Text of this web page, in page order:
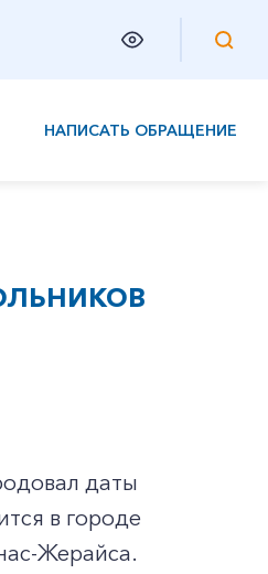
НАПИСАТЬ ОБРАЩЕНИЕ
даты
в городе
Жерайса.